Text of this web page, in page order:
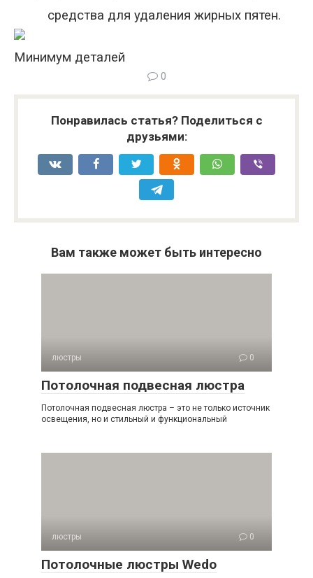
средства для удаления жирных пятен.
Минимум деталей
0
Понравилась статья? Поделиться с
друзьями:
Вам также может быть интересно
люстры 0
Потолочная подвесная люстра
Потолочная подвесная люстра – это не только источник
освещения, но и стильный и функциональный
люстры 0
Потолочные люстры Wedo